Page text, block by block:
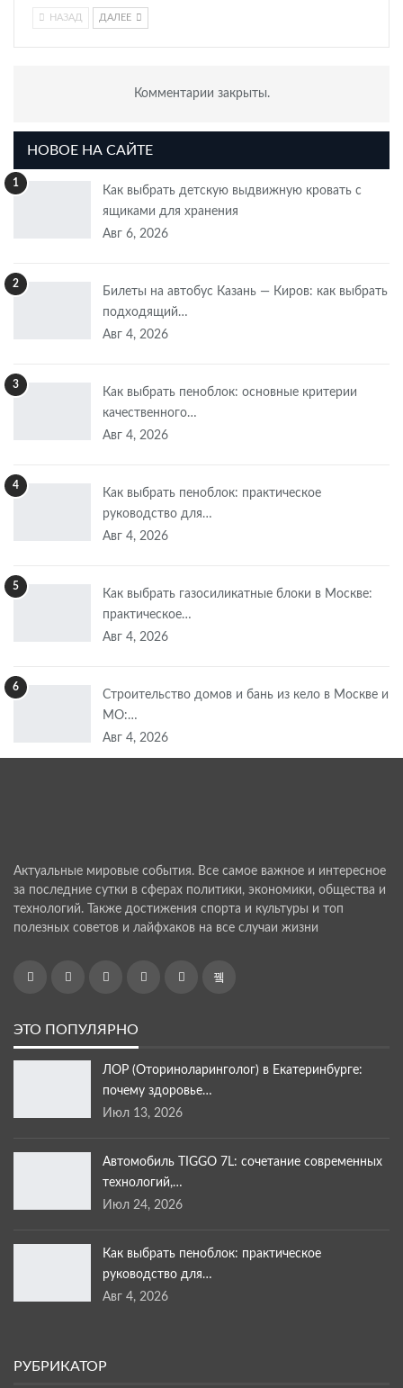
НАЗАД ДАЛЕЕ
Комментарии закрыты.
НОВОЕ НА САЙТЕ
1
Как выбрать детскую выдвижную кровать с
ящиками для хранения
Авг 6, 2026
2
Билеты на автобус Казань — Киров: как выбрать
подходящий…
Авг 4, 2026
3
Как выбрать пеноблок: основные критерии
качественного…
Авг 4, 2026
4
Как выбрать пеноблок: практическое
руководство для…
Авг 4, 2026
5
Как выбрать газосиликатные блоки в Москве:
практическое…
Авг 4, 2026
6
Строительство домов и бань из кело в Москве и
МО:…
Авг 4, 2026
Актуальные мировые события. Все самое важное и интересное
за последние сутки в сферах политики, экономики, общества и
технологий. Также достижения спорта и культуры и топ
полезных советов и лайфхаков на все случаи жизни
ЭТО ПОПУЛЯРНО
ЛОР (Оториноларинголог) в Екатеринбурге:
почему здоровье…
Июл 13, 2026
Автомобиль TIGGO 7L: сочетание современных
технологий,…
Июл 24, 2026
Как выбрать пеноблок: практическое
руководство для…
Авг 4, 2026
РУБРИКАТОР